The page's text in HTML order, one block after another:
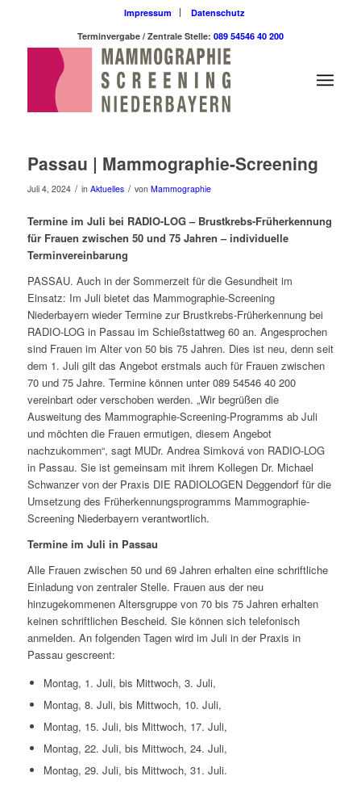
Impressum
Datenschutz
Terminvergabe / Zentrale Stelle: 089 54546 40 200
Passau | Mammographie-Screening
Juli 4, 2024 / in Aktuelles / von Mammographie
Termine im Juli bei RADIO-LOG – Brustkrebs-Früherkennung
für Frauen zwischen 50 und 75 Jahren – individuelle
Terminvereinbarung
PASSAU. Auch in der Sommerzeit für die Gesundheit im
Einsatz: Im Juli bietet das Mammographie-Screening
Niederbayern wieder Termine zur Brustkrebs-Früherkennung bei
RADIO-LOG in Passau im Schießstattweg 60 an. Angesprochen
sind Frauen im Alter von 50 bis 75 Jahren. Dies ist neu, denn seit
dem 1. Juli gilt das Angebot erstmals auch für Frauen zwischen
70 und 75 Jahre. Termine können unter 089 54546 40 200
vereinbart oder verschoben werden. „Wir begrüßen die
Ausweitung des Mammographie-Screening-Programms ab Juli
und möchten die Frauen ermutigen, diesem Angebot
nachzukommen“, sagt MUDr. Andrea Simková von RADIO-LOG
in Passau. Sie ist gemeinsam mit ihrem Kollegen Dr. Michael
Schwanzer von der Praxis DIE RADIOLOGEN Deggendorf für die
Umsetzung des Früherkennungsprogramms Mammographie-
Screening Niederbayern verantwortlich.
Termine im Juli in Passau
Alle Frauen zwischen 50 und 69 Jahren erhalten eine schriftliche
Einladung von zentraler Stelle. Frauen aus der neu
hinzugekommenen Altersgruppe von 70 bis 75 Jahren erhalten
keinen schriftlichen Bescheid. Sie können sich telefonisch
anmelden. An folgenden Tagen wird im Juli in der Praxis in
Passau gescreent:
Montag, 1. Juli, bis Mittwoch, 3. Juli,
Montag, 8. Juli, bis Mittwoch, 10. Juli,
Montag, 15. Juli, bis Mittwoch, 17. Juli,
Montag, 22. Juli, bis Mittwoch, 24. Juli,
Montag, 29. Juli, bis Mittwoch, 31. Juli.